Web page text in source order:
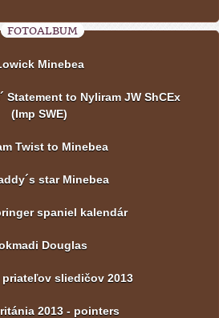
FOTOALBUM
Minebea
Statement to Nyliram JW ShCEx
(Imp SWE)
Twist to Minebea
star Minebea
spaniel kalendár
Douglas
sliedičov 2013
2013 - pointers